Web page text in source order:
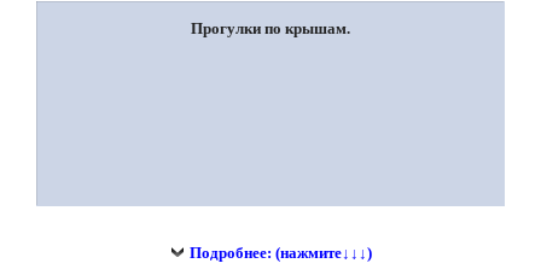
Прогулки по крышам.
Подробнее: (нажмите↓↓↓)